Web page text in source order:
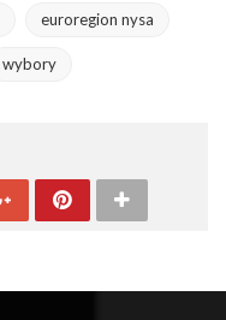
euroregion nysa
wybory